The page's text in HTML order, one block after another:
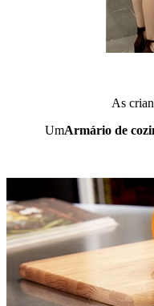
As
UmArmário de